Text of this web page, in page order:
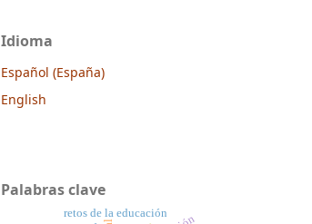
Idioma
Español (España)
English
Palabras clave
retos de la educación